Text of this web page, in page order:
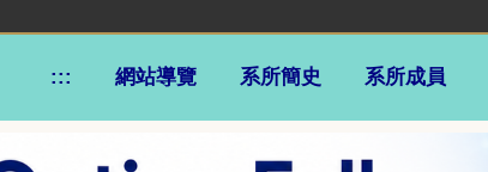
::: 網站導覽 系所簡史 系所成員